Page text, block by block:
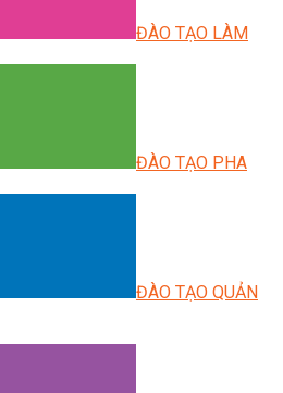
ĐÀO TẠO LÀM
ĐÀO TẠO PHA
ĐÀO TẠO QUẢN